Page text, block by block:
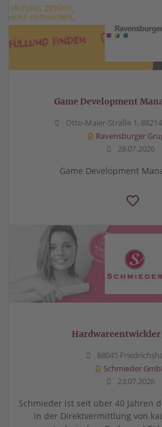
Game Development
Otto-Maier-Straße 1,
Ravensburger
28.07.2026
Game Development
88045
Schmieder
23.07.2026
Schmieder ist seit über 40 Jahren
in der Direktvermittlung von